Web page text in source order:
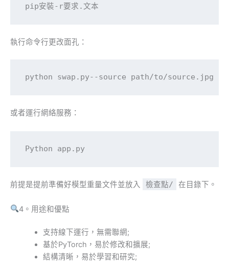
pip安裝-r要求.文本
執行命令行更改面孔：
python swap.py--source path/to/source.jpg
或者運行網絡服務：
Python app.py
前提是提前準備好模型重量文件並放入 檢查點/ 在目錄下。
4。用途和優點
支持線下運行，無需聯網;
基於PyTorch，易於修改和擴展;
結構清晰，易於學習和研究;